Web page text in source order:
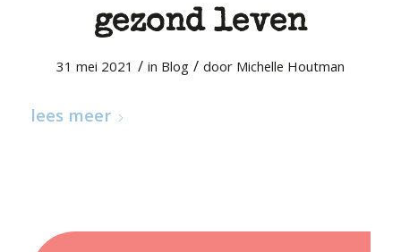
gezond leven
31 mei 2021 / in Blog / door Michelle Houtman
lees meer